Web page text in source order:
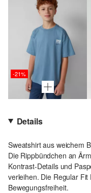
-21%
Details
Sweatshirt aus weichem
Die Rippbündchen an
Kontrast-Details und
verleihen. Die Regular
Bewegungsfreiheit.